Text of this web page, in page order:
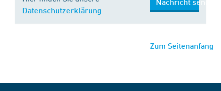
Datenschutzerklärung
Zum Seitenanfang